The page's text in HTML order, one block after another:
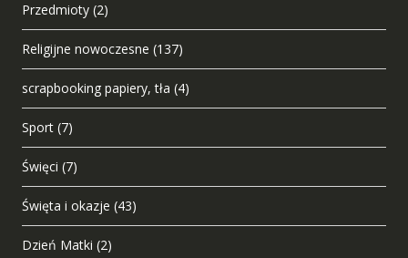
Przedmioty (2)
Religijne nowoczesne (137)
scrapbooking papiery, tła (4)
Sport (7)
Święci (7)
Święta i okazje (43)
Dzień Matki (2)